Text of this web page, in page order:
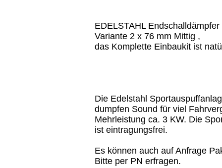
EDELSTAHL
Variante 2 x 76 mm Mittig ,
das Komplette Einbaukit ist
Die Edelstahl
dumpfen Sound für viel
Mehrleistung ca. 3 KW. Die
ist eintragungsfrei.
Es können auch auf Anfrage
Bitte per PN erfragen.